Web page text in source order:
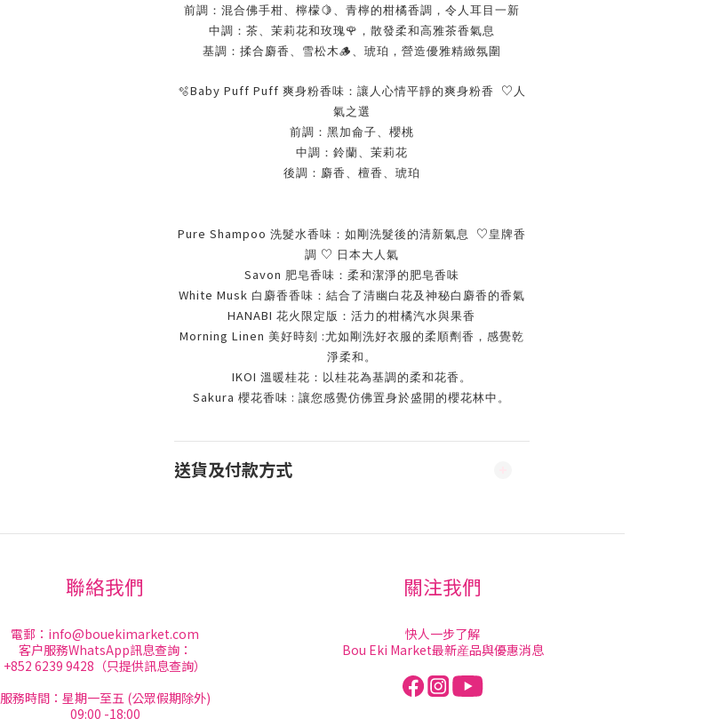
前調：混合佛手柑、檸檬🍋 、青檸的柑橘香調，令人耳目一新
中調：茶、茉莉花和玫瑰🌹 ，散發柔和高雅茶香氣息
基調：揉合麝香、雪松木🪵 、琥珀，營造優雅精緻氛圍
🫧Baby Puff Puff 爽身粉香味：讓人心情平靜的爽身粉香 ♡ 人
氣之選
前調：黑加侖子、櫻桃
中調：鈴蘭、茉莉花
後調：麝香、檀香、琥珀
Pure Shampoo 洗髮水香味：如剛洗髮後的清新氣息 ♡ 皇牌香
調 ♡ 日本大人氣
Savon 肥皂香味：柔和潔淨的肥皂香味
White Musk 白麝香香味：結合了清幽白花及神秘白麝香的香氣
HANABI 花火限定版：活力的柑橘汽水與果香
Morning Linen 美好時刻 :尤如剛洗好衣服的柔順劑香，感覺乾
淨柔和。
IKOI 溫暖桂花：以桂花為基調的柔和花香。
Sakura 櫻花香味 : 讓您感覺仿佛置身於盛開的櫻花林中。
送貨及付款方式
聯絡我們
電郵： info@bouekimarket.com
客户服務WhatsApp訊息查詢：
+852 6239 9428（只提供訊息查詢）
服務時間：星期一至五 (公眾假期除外)
09:00 -18:00
關注我們
快人一步了解
Bou Eki Market最新産品與優惠消息